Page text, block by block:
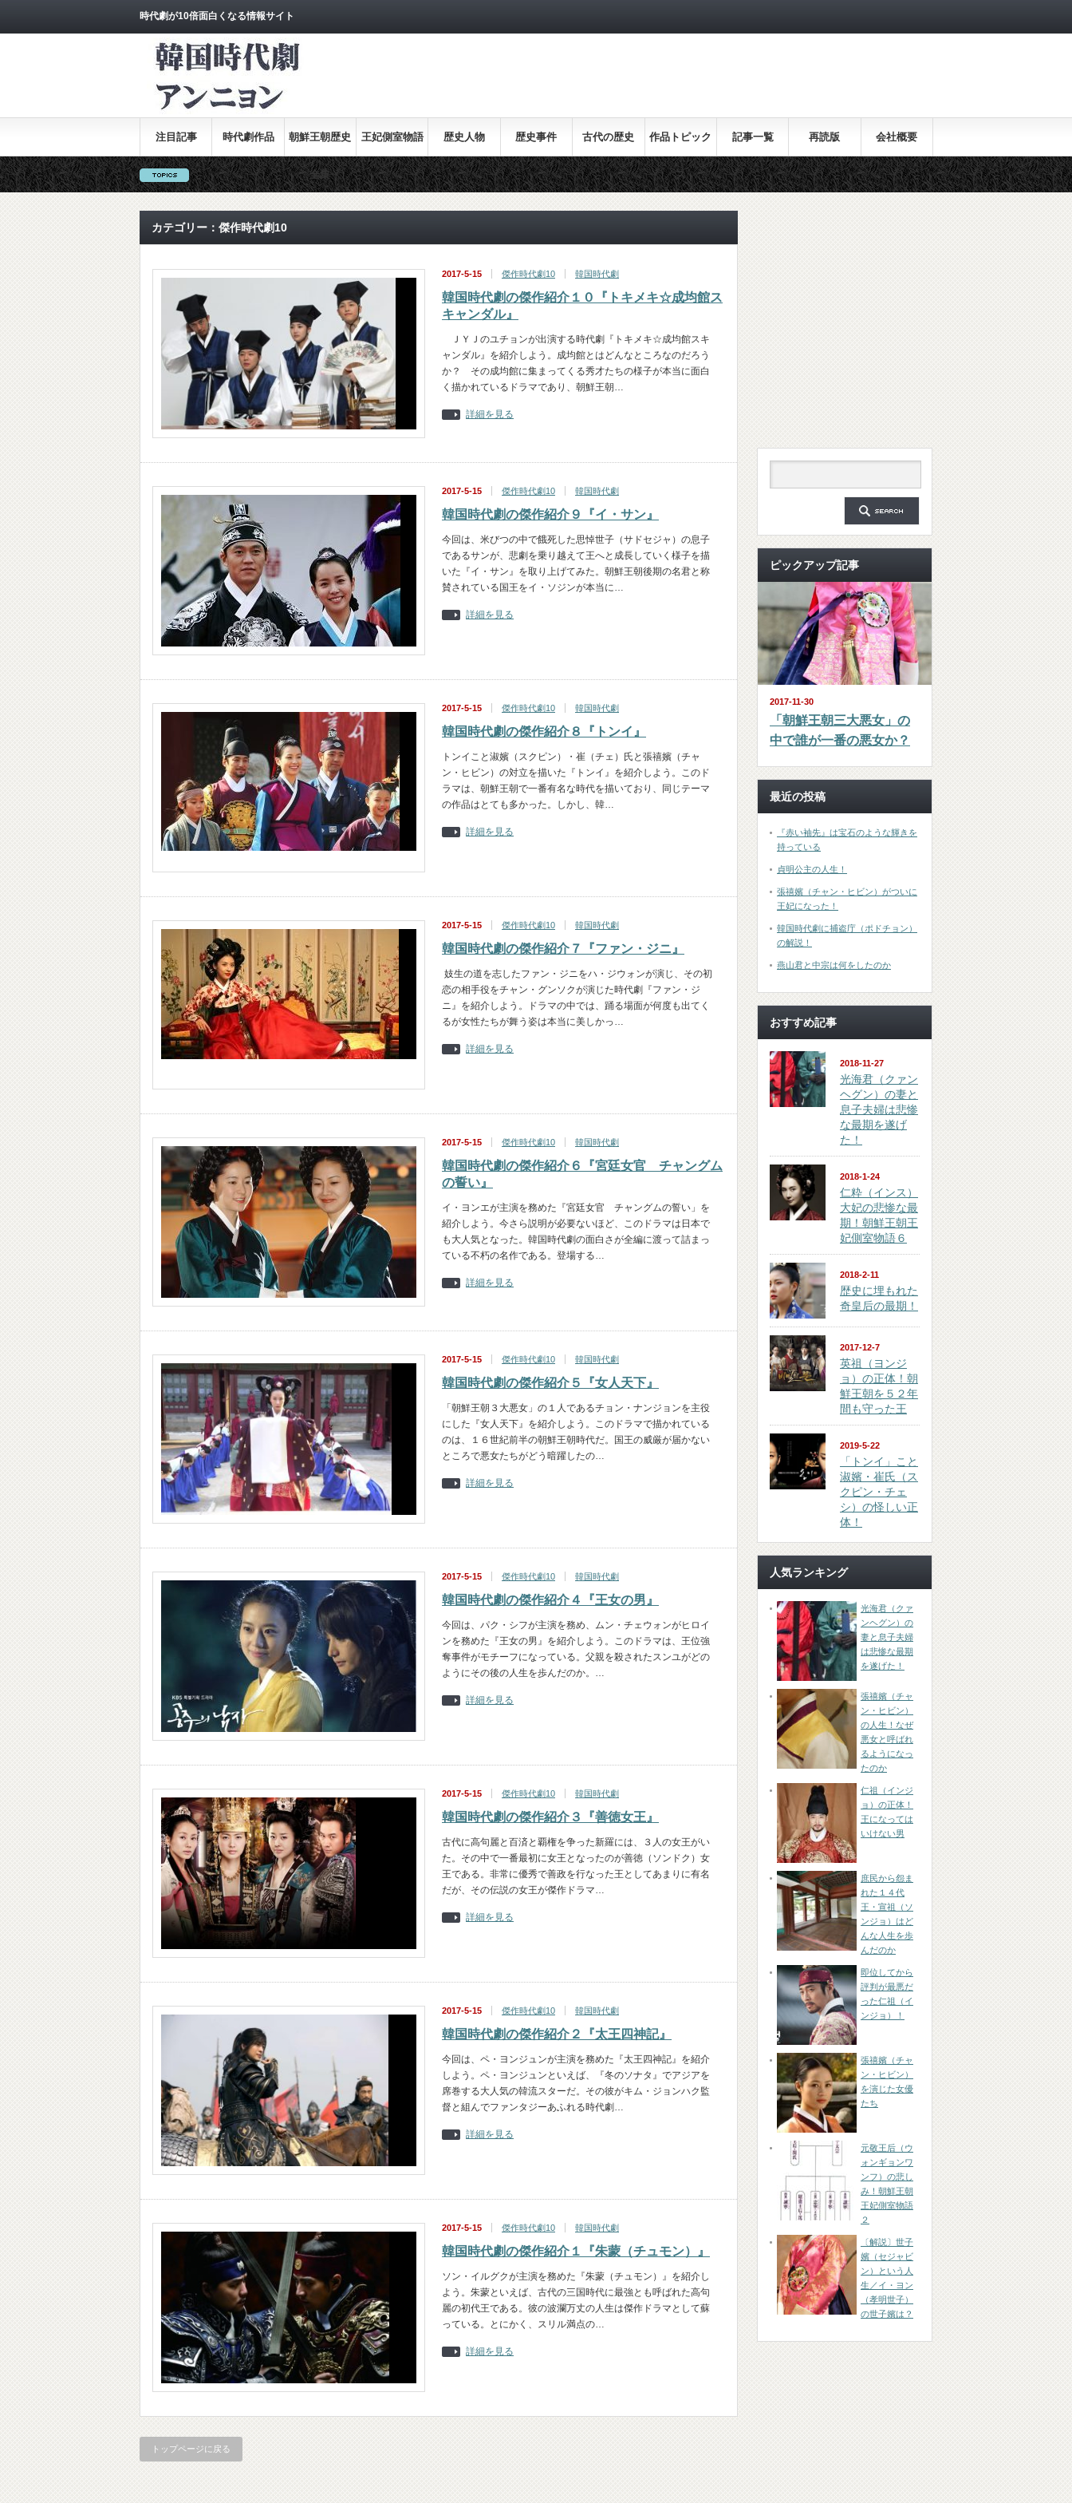
時代劇が10倍面白くなる情報サイト
注目記事 時代劇作品 朝鮮王朝歴史
全集
王妃側室物語 歴史人物 歴史事件 古代の歴史 作品トピック
ス
記事一覧 再読版 会社概要
カテゴリー：傑作時代劇10
2017-5-15 傑作時代劇10 韓国時代劇
韓国時代劇の傑作紹介１０『トキメキ☆成均館ス
キャンダル』
ＪＹＪのユチョンが出演する時代劇『トキメキ☆成均館スキ
ャンダル』を紹介しよう。成均館とはどんなところなのだろう
か？ その成均館に集まってくる秀才たちの様子が本当に面白
く描かれているドラマであり、朝鮮王朝…
詳細を見る
2017-5-15 傑作時代劇10 韓国時代劇
韓国時代劇の傑作紹介９『イ・サン』
今回は、米びつの中で餓死した思悼世子（サドセジャ）の息子
であるサンが、悲劇を乗り越えて王へと成長していく様子を描
いた『イ・サン』を取り上げてみた。朝鮮王朝後期の名君と称
賛されている国王をイ・ソジンが本当に…
詳細を見る
2017-5-15 傑作時代劇10 韓国時代劇
韓国時代劇の傑作紹介８『トンイ』
トンイこと淑嬪（スクピン）・崔（チェ）氏と張禧嬪（チャ
ン・ヒビン）の対立を描いた『トンイ』を紹介しよう。このド
ラマは、朝鮮王朝で一番有名な時代を描いており、同じテーマ
の作品はとても多かった。しかし、韓…
詳細を見る
2017-5-15 傑作時代劇10 韓国時代劇
韓国時代劇の傑作紹介７『ファン・ジニ』
妓生の道を志したファン・ジニをハ・ジウォンが演じ、その初
恋の相手役をチャン・グンソクが演じた時代劇『ファン・ジ
ニ』を紹介しよう。ドラマの中では、踊る場面が何度も出てく
るが女性たちが舞う姿は本当に美しかっ…
詳細を見る
2017-5-15 傑作時代劇10 韓国時代劇
韓国時代劇の傑作紹介６『宮廷女官 チャングム
の誓い』
イ・ヨンエが主演を務めた『宮廷女官 チャングムの誓い」を
紹介しよう。今さら説明が必要ないほど、このドラマは日本で
も大人気となった。韓国時代劇の面白さが全編に渡って詰まっ
ている不朽の名作である。登場する…
詳細を見る
2017-5-15 傑作時代劇10 韓国時代劇
韓国時代劇の傑作紹介５『女人天下』
「朝鮮王朝３大悪女」の１人であるチョン・ナンジョンを主役
にした『女人天下』を紹介しよう。このドラマで描かれている
のは、１６世紀前半の朝鮮王朝時代だ。国王の威厳が届かない
ところで悪女たちがどう暗躍したの…
詳細を見る
2017-5-15 傑作時代劇10 韓国時代劇
韓国時代劇の傑作紹介４『王女の男』
今回は、パク・シフが主演を務め、ムン・チェウォンがヒロイ
ンを務めた『王女の男』を紹介しよう。このドラマは、王位強
奪事件がモチーフになっている。父親を殺されたスンユがどの
ようにその後の人生を歩んだのか。…
詳細を見る
2017-5-15 傑作時代劇10 韓国時代劇
韓国時代劇の傑作紹介３『善徳女王』
古代に高句麗と百済と覇権を争った新羅には、３人の女王がい
た。その中で一番最初に女王となったのが善徳（ソンドク）女
王である。非常に優秀で善政を行なった王としてあまりに有名
だが、その伝説の女王が傑作ドラマ…
詳細を見る
2017-5-15 傑作時代劇10 韓国時代劇
韓国時代劇の傑作紹介２『太王四神記』
今回は、ペ・ヨンジュンが主演を務めた『太王四神記』を紹介
しよう。ペ・ヨンジュンといえば、『冬のソナタ』でアジアを
席巻する大人気の韓流スターだ。その彼がキム・ジョンハク監
督と組んでファンタジーあふれる時代劇…
詳細を見る
2017-5-15 傑作時代劇10 韓国時代劇
韓国時代劇の傑作紹介１『朱蒙（チュモン）』
ソン・イルグクが主演を務めた『朱蒙（チュモン）』を紹介し
よう。朱蒙といえば、古代の三国時代に最強とも呼ばれた高句
麗の初代王である。彼の波瀾万丈の人生は傑作ドラマとして蘇
っている。とにかく、スリル満点の…
詳細を見る
トップページに戻る
ピックアップ記事
2017-11-30
「朝鮮王朝三大悪女」の
中で誰が一番の悪女か？
最近の投稿
『赤い袖先』は宝石のような輝きを
持っている
貞明公主の人生！
張禧嬪（チャン・ヒビン）がついに
王妃になった！
韓国時代劇に捕盗庁（ポドチョン）
の解説！
燕山君と中宗は何をしたのか
おすすめ記事
2018-11-27
光海君（クァン
ヘグン）の妻と
息子夫婦は悲惨
な最期を遂げ
た！
2018-1-24
仁粋（インス）
大妃の悲惨な最
期！朝鮮王朝王
妃側室物語６
2018-2-11
歴史に埋もれた
奇皇后の最期！
2017-12-7
英祖（ヨンジ
ョ）の正体！朝
鮮王朝を５２年
間も守った王
2019-5-22
「トンイ」こと
淑嬪・崔氏（ス
クピン・チェ
シ）の怪しい正
体！
人気ランキング
光海君（クァ
ンヘグン）の
妻と息子夫婦
は悲惨な最期
を遂げた！
張禧嬪（チャ
ン・ヒビン）
の人生！なぜ
悪女と呼ばれ
るようになっ
たのか
仁祖（インジ
ョ）の正体！
王になっては
いけない男
庶民から怨ま
れた１４代
王・宣祖（ソ
ンジョ）はど
んな人生を歩
んだのか
即位してから
評判が最悪だ
った仁祖（イ
ンジョ）！
張禧嬪（チャ
ン・ヒビン）
を演じた女優
たち
元敬王后（ウ
ォンギョンワ
ンフ）の悲し
み！朝鮮王朝
王妃側室物語
２
〔解説〕世子
嬪（セジャビ
ン）という人
生／イ・ヨン
（孝明世子）
の世子嬪は？